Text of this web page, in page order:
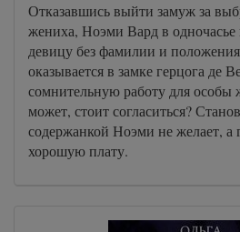
Отказавшись выйти замуж за
жениха, Ноэми Вард в одночасье
девицу без фамилии и
оказывается в замке герцога де
сомнительную работу для особы
может, стоит согласиться?
содержанкой Ноэми не желает, а
хорошую плату.